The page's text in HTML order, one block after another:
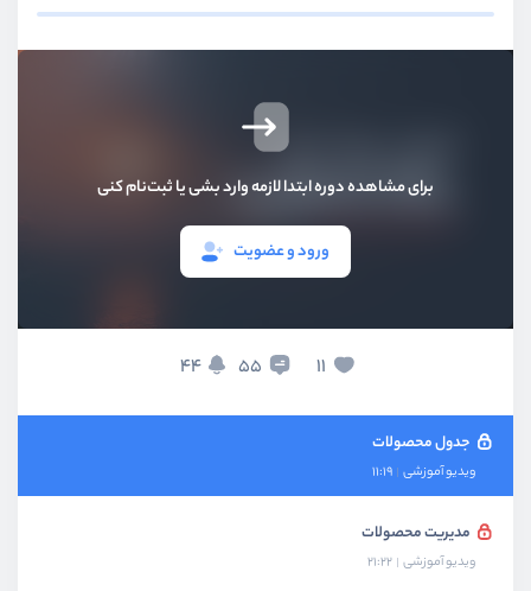
برای مشاهده دوره ابتدا لازمه وارد بشی یا ثبت‌نام کنی
ورود و عضویت
11
55
44
بخش ششم مفاهیم هسته لاراول
بخش هشتم تغییر ورژن لاراول
سیستم اجازه دسترسی
محصولات، نظرات، دسته‌بندی‌ها و ویژگی‌ها
جدول محصولات
ویدیو آموزشی 11:19
مدیریت محصولات
ویدیو آموزشی 21:22